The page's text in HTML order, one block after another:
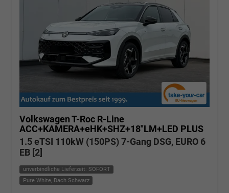
Volkswagen T-Roc R-Line
ACC+KAMERA+eHK+SHZ+18"LM+LED PLUS
1.5 eTSI 110kW (150PS) 7-Gang DSG, EURO 6
EB [2]
unverbindliche Lieferzeit: SOFORT
Pure White, Dach Schwarz